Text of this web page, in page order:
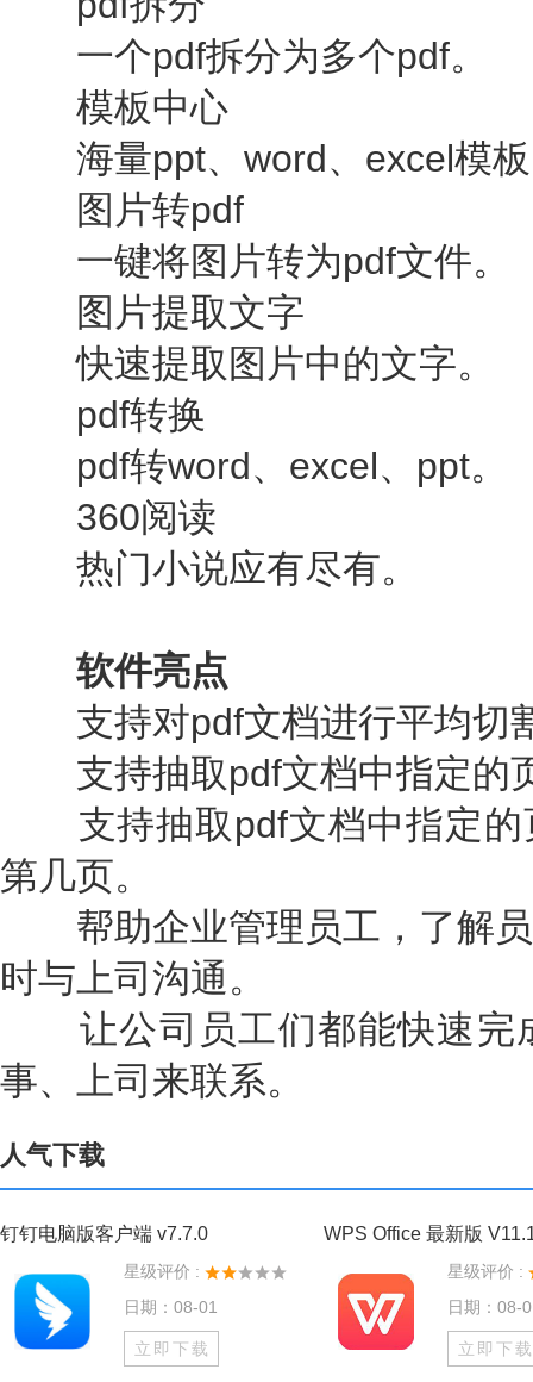
一个pdf拆分为多个pdf。
模板中心
海量ppt、word、excel模
图片转pdf
一键将图片转为pdf文件。
图片提取文字
快速提取图片中的文字。
pdf转换
pdf转word、excel、ppt。
360阅读
热门小说应有尽有。
软件亮点
支持对pdf文档进行平均切
支持抽取pdf文档中指定的
支持抽取pdf文档中指定的
第几页。
帮助企业管理员工，了解员
时与上司沟通。
让公司员工们都能快速完
事、上司来联系。
人气下载
钉钉电脑版客户端 v7.7.0
星级评价 :
日期：08-01
立即下载
WPS Office 最新版
星级评价 :
日期：08-
立即下载